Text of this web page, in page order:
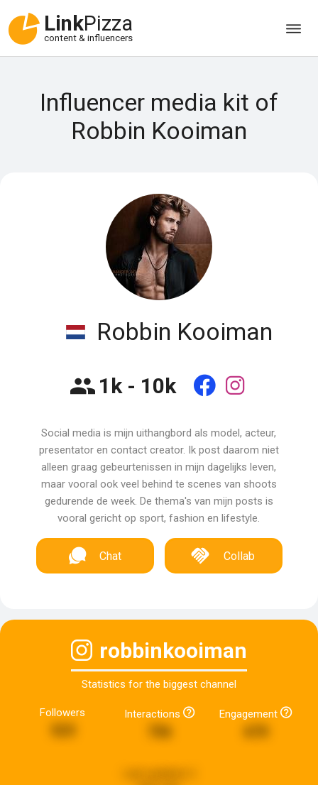
LinkPizza
content & influencers
Influencer media kit of
Robbin Kooiman
Robbin Kooiman
1k - 10k
Social media is mijn uithangbord als model, acteur,
presentator en contact creator. Ik post daarom niet
alleen graag gebeurtenissen in mijn dagelijks leven,
maar vooral ook veel behind te scenes van shoots
gedurende de week. De thema's van mijn posts is
vooral gericht op sport, fashion en lifestyle.
Chat Collab
robbinkooiman
Statistics for the biggest channel
Followers Interactions Engagement